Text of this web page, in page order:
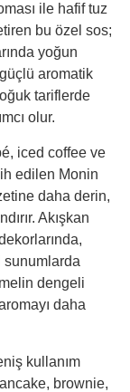
ile hafif tuz
bu özel sos;
yoğun
aromatik
tariflerde
olur.
iced coffee ve
edilen Monin
daha derin,
Akışkan
sunumlarda
dengeli
daha
kullanım
brownie,